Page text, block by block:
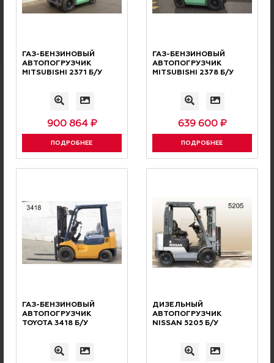
РЕКОМЕНДУЕМ
Вас может заинтересовать
Шины для погрузчиков
Кабины для погрузчиков
Вилы и удлинители вил
ГАЗ-БЕНЗИНОВЫЙ
АВТОПОГРУЗЧИК
MITSUBISHI 2371 Б/У
900 864 ₽
ПОДРОБНЕЕ
ГАЗ-БЕНЗИНОВЫЙ
АВТОПОГРУЗЧИК
MITSUBISHI 2378 Б/У
639 600 ₽
ПОДРОБНЕЕ
ГАЗ-БЕНЗИНОВЫЙ
АВТОПОГРУЗЧИК
TOYOTA 3418 Б/У
ДИЗЕЛЬНЫЙ
АВТОПОГРУЗЧИК
NISSAN 5205 Б/У